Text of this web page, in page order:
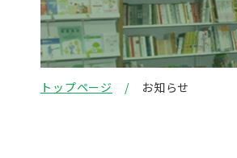
トップページ お知らせ